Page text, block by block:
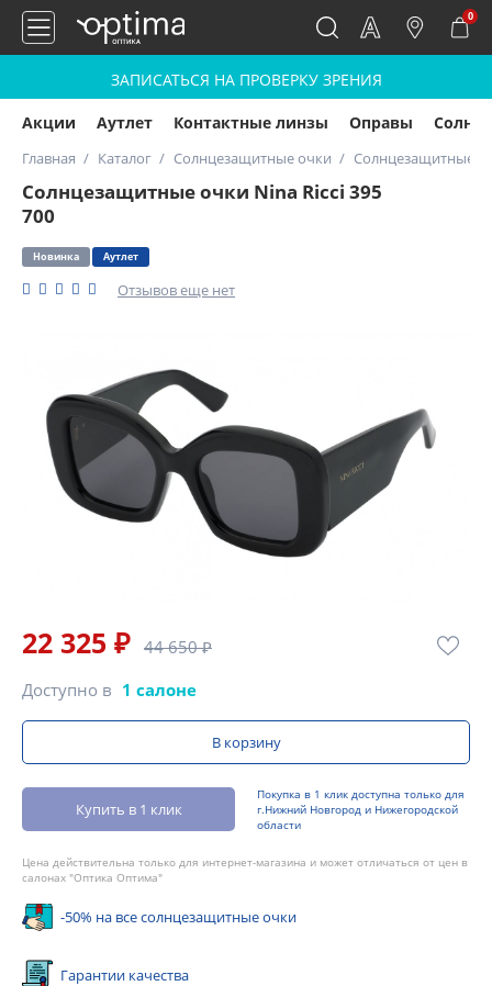
0
ЗАПИСАТЬСЯ НА ПРОВЕРКУ ЗРЕНИЯ
Акции Аутлет Контактные линзы Оправы
Главная Каталог Солнцезащитные очки Солнцезащитные
Солнцезащитные очки Nina Ricci 395
700
Новинка Аутлет
Отзывов еще нет
22 325 ₽ 44 650 ₽
Доступно в 1 салоне
В корзину
Купить в 1 клик
Покупка в 1 клик доступна только для
г.Нижний Новгород и Нижегородской
области
Цена действительна только для интернет-магазина и может отличаться от цен в
салонах "Оптика Оптима"
-50% на все солнцезащитные очки
Гарантии качества